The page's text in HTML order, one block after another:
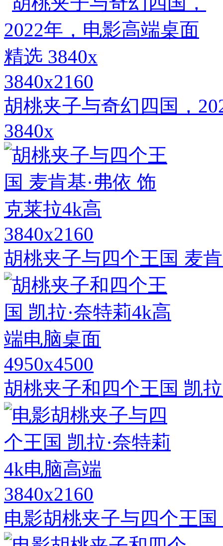
3840x2160
胡桃夹子与奇幻四国，
3840x
3840x2160
胡桃夹子与四个王国 麦
4950x4500
胡桃夹子和四个王国 凯
3840x2160
电影胡桃夹子与四个王